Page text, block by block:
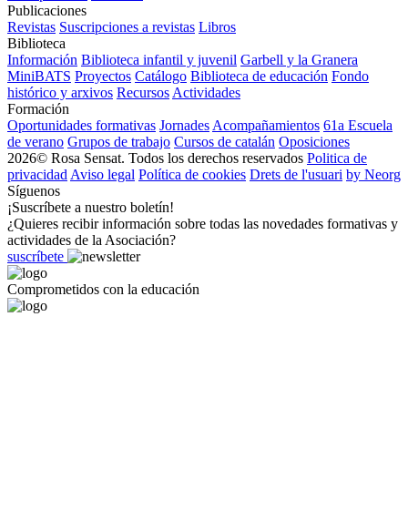
Publicaciones
Revistas Suscripciones a revistas Libros
Biblioteca
Información Biblioteca infantil y juvenil Garbell y la Granera
MiniBATS Proyectos Catálogo Biblioteca de educación Fondo
histórico y arxivos Recursos Actividades
Formación
Oportunidades formativas Jornades Acompañamientos 61a Escuela
de verano Grupos de trabajo Cursos de catalán Oposiciones
2026© Rosa Sensat. Todos los derechos reservados Politica de
privacidad Aviso legal Política de cookies Drets de l'usuari by Neorg
Síguenos
¡Suscríbete a nuestro boletín!
¿Quieres recibir información sobre todas las novedades formativas y
actividades de la Asociación?
suscríbete
Comprometidos con la educación